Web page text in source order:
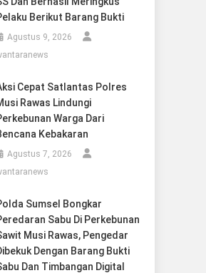
Berikut Barang Bukti
Agustus 9, 2026
Cepat Satlantas Polres
Rawas Lindungi
Warga Dari
Kebakaran
Agustus 7, 2026
Sumsel Bongkar
Sabu Di Perkebunan
Musi Rawas, Pengedar
Dengan Barang Bukti
Dan Timbangan Digital